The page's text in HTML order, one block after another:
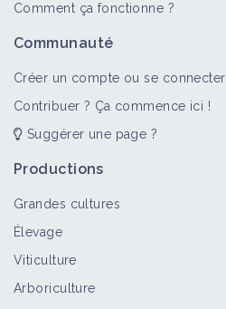
Comment ça fonctionne ?
Communauté
Créer un compte ou se connecter
Contribuer ? Ça commence ici !
Suggérer une page ?
Productions
Grandes cultures
Élevage
Viticulture
Arboriculture